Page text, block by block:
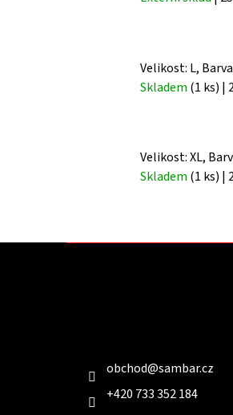
Velikost: L,
Skladem (1 ks) |
Velikost: XL,
Skladem (1 ks) |
obchod@sambar.cz
+420 733 352 184